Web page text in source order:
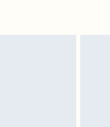
pour la maison, y compris le linge de lit,